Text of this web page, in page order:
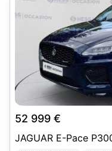
52 999 €
JAGUAR E-Pace